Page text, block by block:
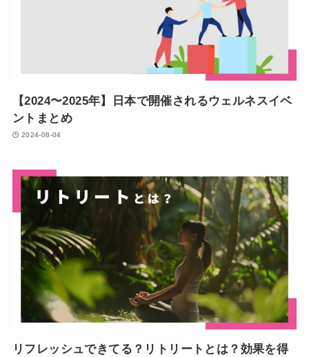
【2024〜2025年】日本で開催されるウェルネスイベ
ントまとめ
2024-08-04
リフレッシュできてる？リトリートとは？効果を得